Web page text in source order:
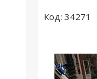
34271